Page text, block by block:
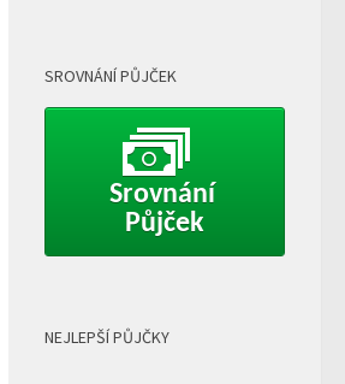
SROVNÁNÍ PŮJČEK
Srovnání
Půjček
NEJLEPŠÍ PŮJČKY